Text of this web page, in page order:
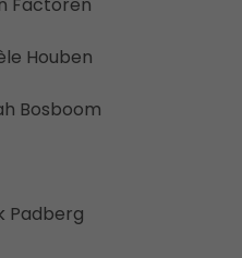
Houben
Bosboom
Padberg